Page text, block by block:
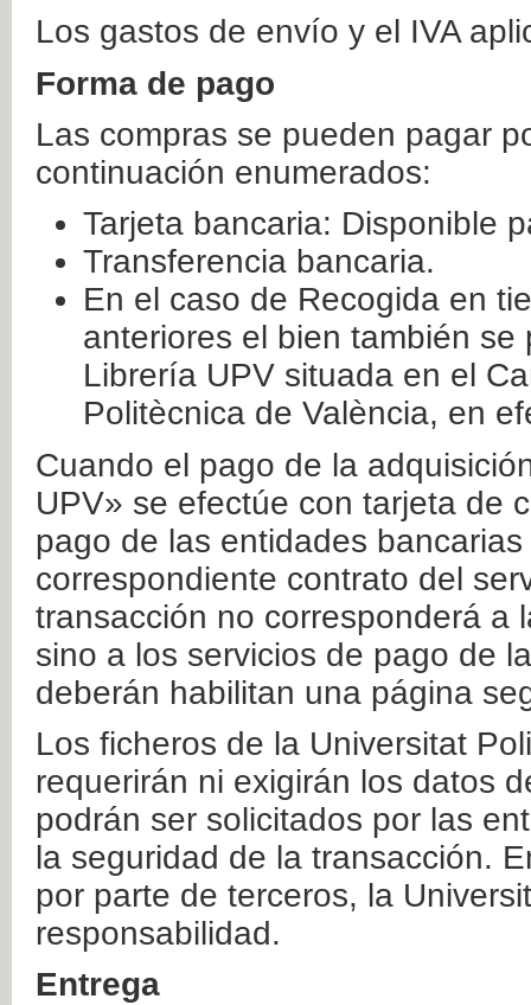
Los gastos de envío y el IVA
Forma de pago
Las compras se pueden pagar
continuación enumerados:
Tarjeta bancaria: Disponible
Transferencia bancaria.
En el caso de Recogida en
anteriores el bien también
Librería UPV situada en el
Politècnica de València, en
Cuando el pago de la
UPV» se efectúe con tarjeta de
pago de las entidades
correspondiente contrato del
transacción no corresponderá a
sino a los servicios de pago de
deberán habilitan una página
Los ficheros de la Universitat
requerirán ni exigirán los datos
podrán ser solicitados por las
la seguridad de la transacción.
por parte de terceros, la
responsabilidad.
Entrega